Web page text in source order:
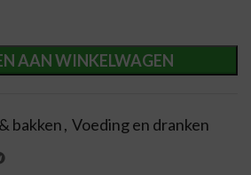
AAN WINKELWAGEN
bakken, Voeding en dranken